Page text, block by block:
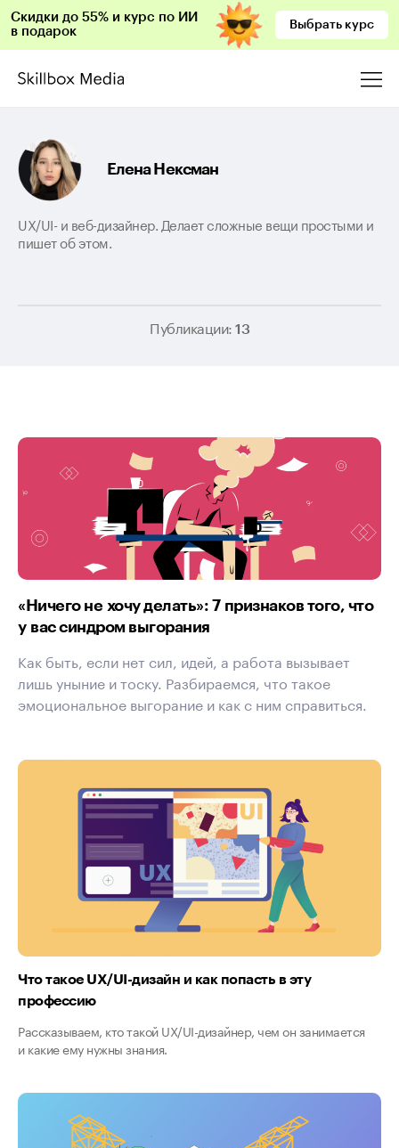
Скидки до 55% и курс по ИИ
в подарок
Выбрать курс
Елена Нексман
UX/UI- и веб-дизайнер. Делает сложные вещи простыми и
пишет об этом.
Публикации: 13
«Ничего не хочу делать»: 7 признаков того, что
у вас синдром выгорания
Как быть, если нет сил, идей, а работа вызывает
лишь уныние и тоску. Разбираемся, что такое
эмоциональное выгорание и как с ним справиться.
Что такое UX/UI-дизайн и как попасть в эту
профессию
Рассказываем, кто такой UX/UI-дизайнер, чем он занимается
и какие ему нужны знания.